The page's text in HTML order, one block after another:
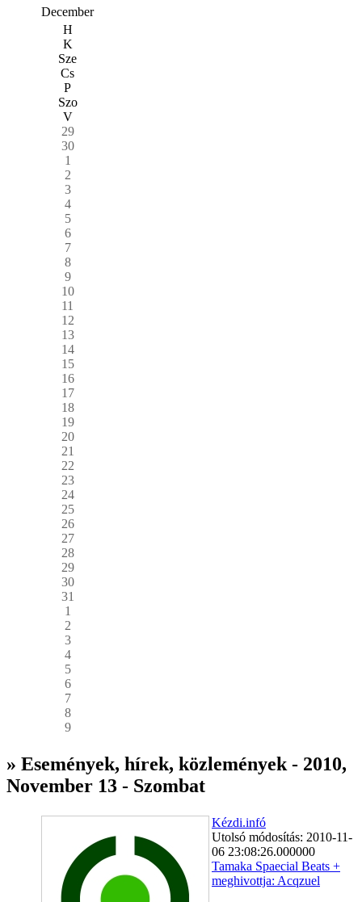
December
H
K
Sze
Cs
P
Szo
V
29
30
1
2
3
4
5
6
7
8
9
10
11
12
13
14
15
16
17
18
19
20
21
22
23
24
25
26
27
28
29
30
31
1
2
3
4
5
6
7
8
9
» Események, hírek, közlemények - 2010,
November 13 - Szombat
Kézdi.infó
Utolsó módosítás: 2010-11-
06 23:08:26.000000
Tamaka Spaecial Beats +
meghivottja: Acqzuel